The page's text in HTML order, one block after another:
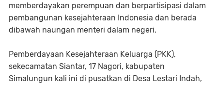
memberdayakan perempuan dan berpartisipasi dalam
pembangunan kesejahteraan Indonesia dan berada
dibawah naungan menteri dalam negeri.
Pemberdayaan Kesejahteraan Keluarga (PKK),
sekecamatan Siantar, 17 Nagori, kabupaten
Simalungun kali ini di pusatkan di Desa Lestari Indah,